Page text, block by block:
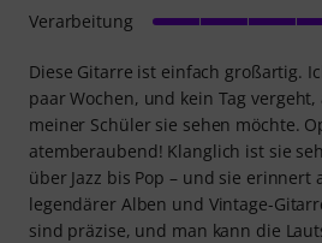
Diese Gitarre ist einfach großartig.
paar Wochen, und kein Tag
meiner Schüler sie sehen möchte.
atemberaubend! Klanglich ist sie
über Jazz bis Pop – und sie erinnert
legendärer Alben und Vintage-
sind präzise, und man kann die
Verarbeitung